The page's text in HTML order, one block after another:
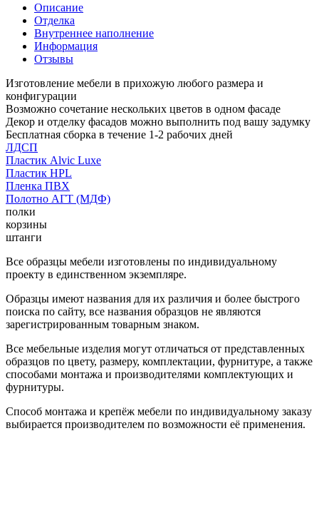
Описание
Отделка
Внутреннее наполнение
Информация
Отзывы
Изготовление мебели в прихожую любого размера и
конфигурации
Возможно сочетание нескольких цветов в одном фасаде
Декор и отделку фасадов можно выполнить под вашу задумку
Бесплатная сборка в течение 1-2 рабочих дней
ЛДСП
Пластик Alvic Luxe
Пластик HPL
Пленка ПВХ
Полотно АГТ (МДФ)
полки
корзины
штанги
Все образцы мебели изготовлены по индивидуальному
проекту в единственном экземпляре.
Образцы имеют названия для их различия и более быстрого
поиска по сайту, все названия образцов не являются
зарегистрированным товарным знаком.
Все мебельные изделия могут отличаться от представленных
образцов по цвету, размеру, комплектации, фурнитуре, а также
способами монтажа и производителями комплектующих и
фурнитуры.
Способ монтажа и крепёж мебели по индивидуальному заказу
выбирается производителем по возможности её применения.